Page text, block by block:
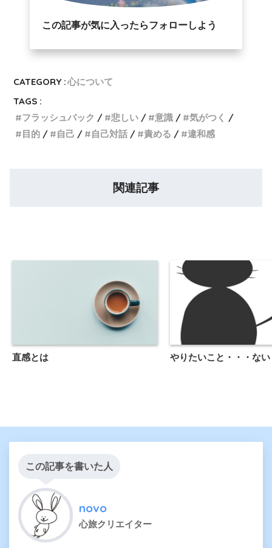
この記事が気に入ったらフォローしよう
CATEGORY :心について
TAGS :
フラッシュバック
悲しい 意識
気がつく
目的
自己 自己対話 責める 違和感
関連記事
直感とは やりたいこと・・・ない
この記事を書いた人
novo
心旅クリエイター